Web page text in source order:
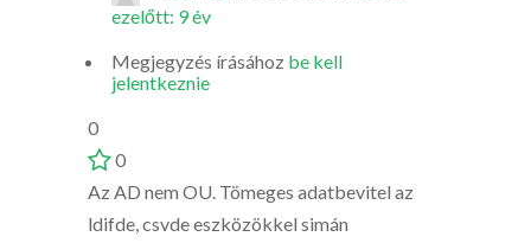
ezelőtt: 9 év
Megjegyzés írásához be kell
jelentkeznie
0
0
Az AD nem OU. Tömeges adatbevitel az
ldifde, csvde eszközökkel simán